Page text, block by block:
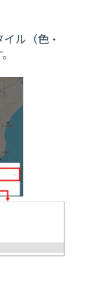
ル（色・